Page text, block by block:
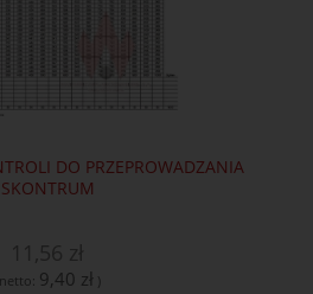
DO PRZEPROWADZANIA
SKONTRUM
9,40 zł )